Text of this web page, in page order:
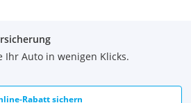
Ihr Auto in wenigen Klicks.
Rabatt sichern